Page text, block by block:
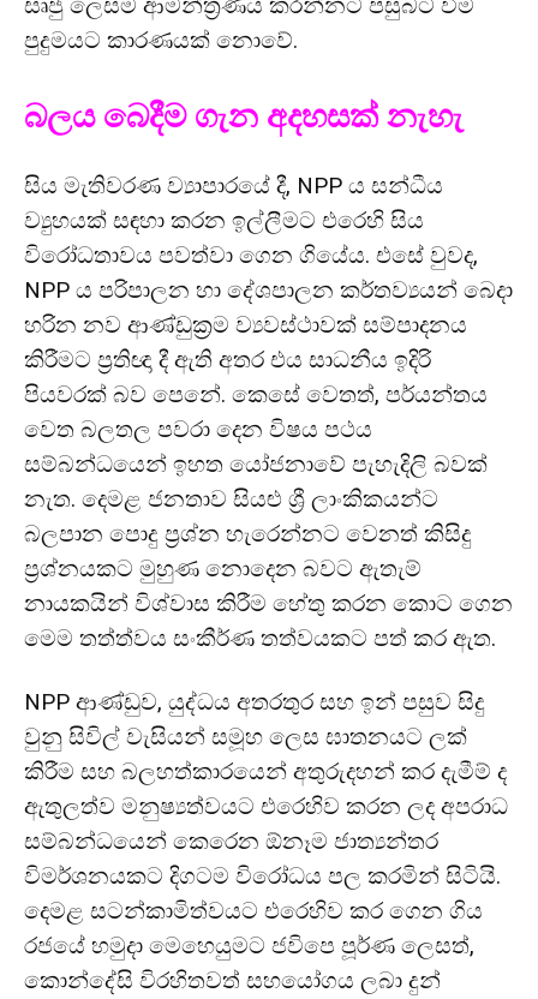
පුදුමයට කාරණයක් නොවේ.
බලය බෙදීම ගැන අදහසක් නැහැ
සිය මැතිවරණ ව්‍යාපාරයේ දී, NPP ය සන්ධීය
ව්‍යුහයක් සඳහා කරන ඉල්ලීමට එරෙහි සිය
විරෝධතාවය පවත්වා ගෙන ගියේය. එසේ වුවද,
NPP ය පරිපාලන හා දේශපාලන කර්තව්‍යයන් බෙදා
හරින නව ආණ්ඩුක්‍රම ව්‍යවස්ථාවක් සම්පාදනය
කිරීමට ප්‍රතිඥා දී ඇති අතර එය සාධනීය ඉදිරි
පියවරක් බව පෙනේ. කෙසේ වෙතත්, පර්යන්තය
වෙත බලතල පවරා දෙන විෂය පථය
සම්බන්ධයෙන් ඉහත යෝජනාවේ පැහැදිලි බවක්
නැත. දෙමළ ජනතාව සියළු ශ්‍රී ලාංකිකයන්ට
බලපාන පොදු ප්‍රශ්න හැරෙන්නට වෙනත් කිසිදු
ප්‍රශ්නයකට මුහුණ නොදෙන බවට ඇතැම්
නායකයින් විශ්වාස කිරීම හේතු කරන කොට ගෙන
මෙම තත්ත්වය සංකීර්ණ තත්වයකට පත් කර ඇත.
NPP ආණ්ඩුව, යුද්ධය අතරතුර සහ ඉන් පසුව සිදු
වුනු සිවිල් වැසියන් සමූහ ලෙස ඝාතනයට ලක්
කිරීම සහ බලහත්කාරයෙන් අතුරුදහන් කර දැමීම් ද
ඇතුලත්ව මනුෂ්‍යත්වයට එරෙහිව කරන ලද අපරාධ
සම්බන්ධයෙන් කෙරෙන ඕනෑම ජාත්‍යන්තර
විමර්ශනයකට දිගටම විරෝධය පල කරමින් සිටියි.
දෙමළ සටන්කාමිත්වයට එරෙහිව කර ගෙන ගිය
රජයේ හමුදා මෙහෙයුමට ජවිපෙ පූර්ණ ලෙසත්,
කොන්දේසි විරහිතවත් සහයෝගය ලබා දුන්